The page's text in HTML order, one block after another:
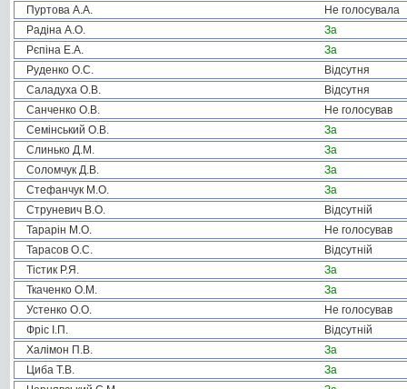
Пуртова А.А.
Не голосувала
Радіна А.О.
За
Рєпіна Е.А.
За
Руденко О.С.
Відсутня
Саладуха О.В.
Відсутня
Санченко О.В.
Не голосував
Семінський О.В.
За
Слинько Д.М.
За
Соломчук Д.В.
За
Стефанчук М.О.
За
Струневич В.О.
Відсутній
Тарарін М.О.
Не голосував
Тарасов О.С.
Відсутній
Тістик Р.Я.
За
Ткаченко О.М.
За
Устенко О.О.
Не голосував
Фріс І.П.
Відсутній
Халімон П.В.
За
Циба Т.В.
За